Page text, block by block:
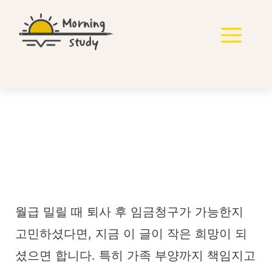
메
월급 밀릴 때 퇴사 후 임금청구가 가능한지
고민하셨다면, 지금 이 글이 작은 희망이 되
셨으면 합니다. 특히 가족 부양까지 책임지고